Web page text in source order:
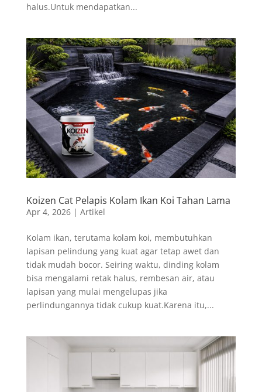
halus.Untuk mendapatkan...
Koizen Cat Pelapis Kolam Ikan Koi Tahan Lama
Apr 4, 2026| Artikel
Kolam ikan, terutama kolam koi, membutuhkan
lapisan pelindung yang kuat agar tetap awet dan
tidak mudah bocor. Seiring waktu, dinding kolam
bisa mengalami retak halus, rembesan air, atau
lapisan yang mulai mengelupas jika
perlindungannya tidak cukup kuat.Karena itu,...